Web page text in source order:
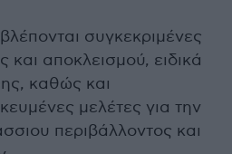
συγκεκριμένες
και αποκλεισμού, ειδικά
καθώς και
μελέτες για την
περιβάλλοντος και